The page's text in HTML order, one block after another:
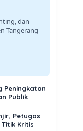
dan
Tangerang
Peningkatan
Publik
Petugas
Titik Kritis